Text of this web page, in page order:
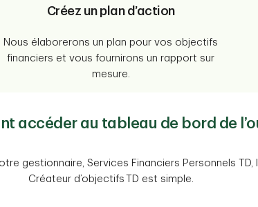
Créez un plan d’action
Nous élaborerons un plan pour vos objectifs
financiers et vous fournirons un rapport sur
mesure.
accéder au tableau de bord de
gestionnaire, Services Financiers Personnels TD,
Créateur d’objectifs TD est simple.